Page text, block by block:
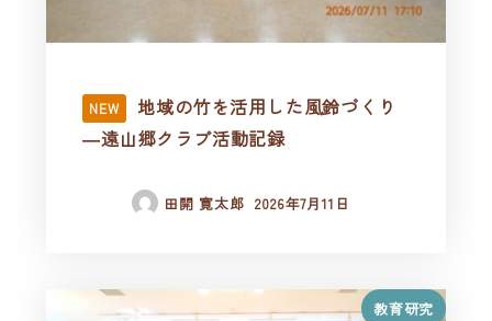
NEW
地域の竹を活用した風鈴づくり
―遠山郷クラブ活動記録
田開 寛太郎 2026年7月11日
教育研究